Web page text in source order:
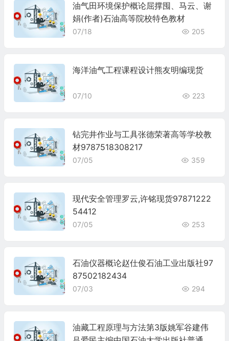
油气田环境保护概论屈撑囤、马云、谢
娟(作者)石油高等院校特色教材
07/18 205
海洋油气工程课程设计熊友明编现货
07/10 223
钻完井作业与工具张德荣著高等学校教
材9787518308217
07/05 359
现代安全管理罗云,许铭现货97871222
54412
07/05 253
石油仪器概论赵仕俊石油工业出版社97
87502182434
07/03 294
油藏工程原理与方法第3版姚军谷建伟